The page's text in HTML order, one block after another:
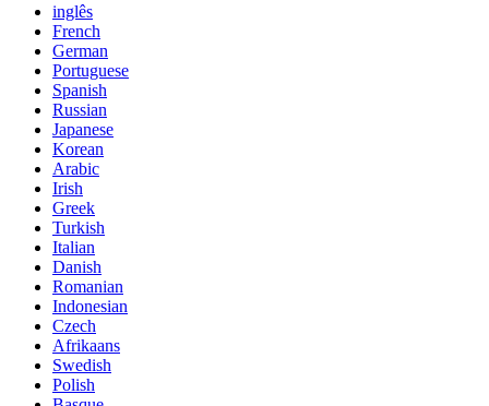
inglês
French
German
Portuguese
Spanish
Russian
Japanese
Korean
Arabic
Irish
Greek
Turkish
Italian
Danish
Romanian
Indonesian
Czech
Afrikaans
Swedish
Polish